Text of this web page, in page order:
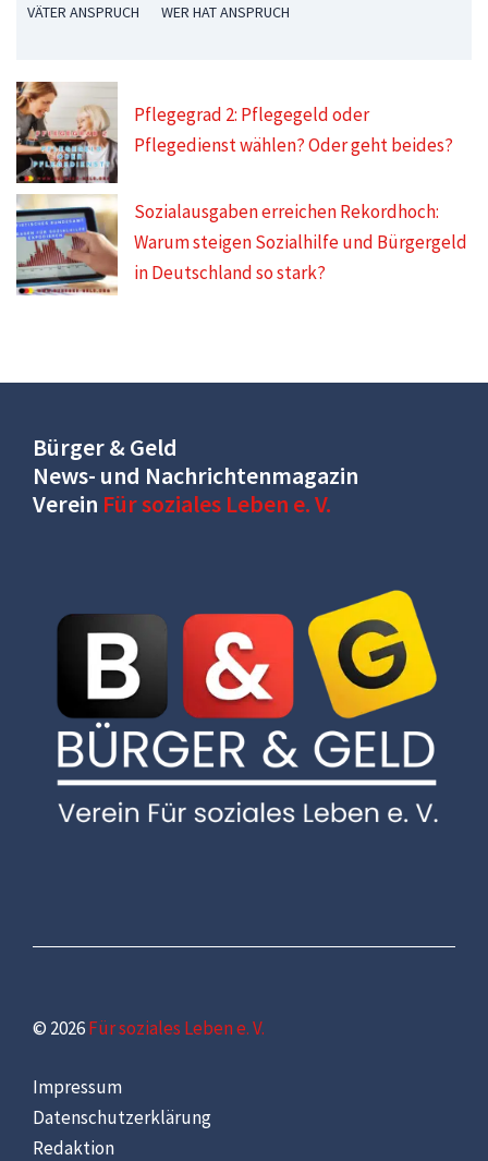
VÄTER ANSPRUCH WER HAT ANSPRUCH
Pflegegrad 2: Pflegegeld oder
Pflegedienst wählen? Oder geht beides?
Sozialausgaben erreichen Rekordhoch:
Warum steigen Sozialhilfe und Bürgergeld
in Deutschland so stark?
Bürger & Geld
News- und Nachrichtenmagazin
Verein Für soziales Leben e. V.
© 2026Für soziales Leben e. V.
Impressum
Datenschutzerklärung
Redaktion